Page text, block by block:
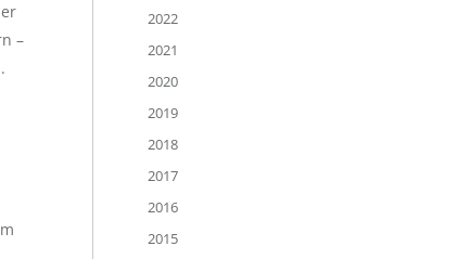
–
2022
2021
2020
2019
2018
2017
2016
2015